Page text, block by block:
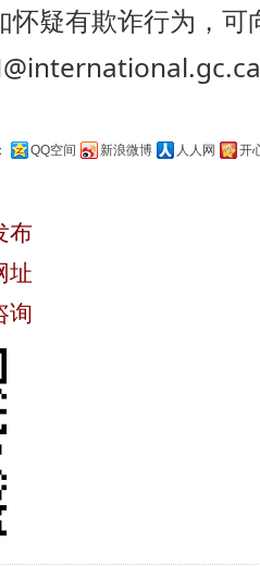
怀疑有欺诈行为，
QQ空间 新浪微博 人人网 开
布
址
询